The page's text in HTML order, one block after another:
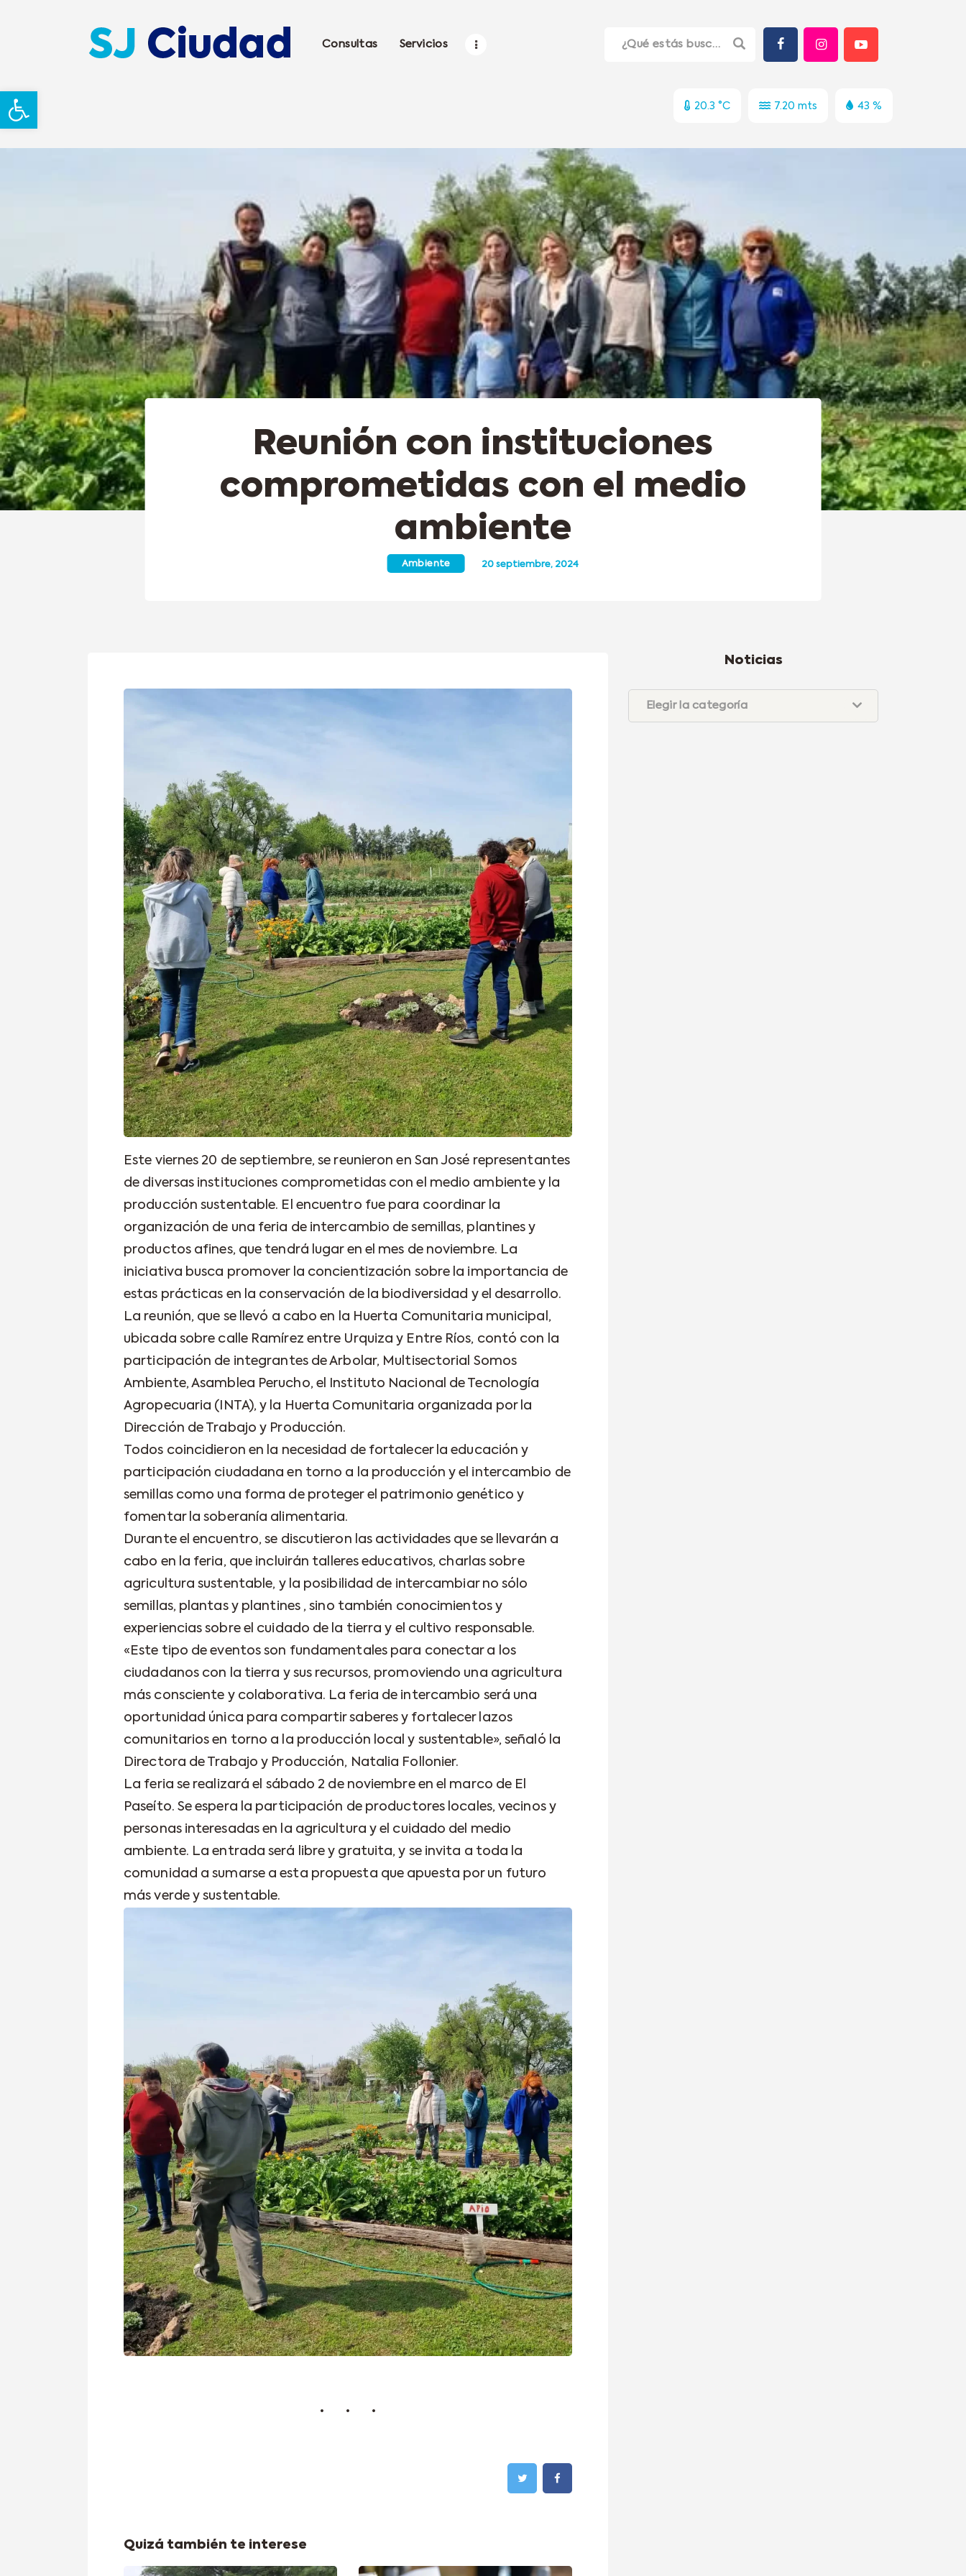
Abrir barra de herramientas
Consultas Servicios
20.3 °C 7.20 mts 43 %
Reunión con instituciones
comprometidas con el medio
ambiente
Ambiente 20 septiembre, 2024
Este viernes 20 de septiembre, se reunieron en San José representantes
de diversas instituciones comprometidas con el medio ambiente y la
producción sustentable. El encuentro fue para coordinar la
organización de una feria de intercambio de semillas, plantines y
productos afines, que tendrá lugar en el mes de noviembre. La
iniciativa busca promover la concientización sobre la importancia de
estas prácticas en la conservación de la biodiversidad y el desarrollo.
La reunión, que se llevó a cabo en la Huerta Comunitaria municipal,
ubicada sobre calle Ramírez entre Urquiza y Entre Ríos, contó con la
participación de integrantes de Arbolar, Multisectorial Somos
Ambiente, Asamblea Perucho, el Instituto Nacional de Tecnología
Agropecuaria (INTA), y la Huerta Comunitaria organizada por la
Dirección de Trabajo y Producción.
Todos coincidieron en la necesidad de fortalecer la educación y
participación ciudadana en torno a la producción y el intercambio de
semillas como una forma de proteger el patrimonio genético y
fomentar la soberanía alimentaria.
Durante el encuentro, se discutieron las actividades que se llevarán a
cabo en la feria, que incluirán talleres educativos, charlas sobre
agricultura sustentable, y la posibilidad de intercambiar no sólo
semillas, plantas y plantines , sino también conocimientos y
experiencias sobre el cuidado de la tierra y el cultivo responsable.
«Este tipo de eventos son fundamentales para conectar a los
ciudadanos con la tierra y sus recursos, promoviendo una agricultura
más consciente y colaborativa. La feria de intercambio será una
oportunidad única para compartir saberes y fortalecer lazos
comunitarios en torno a la producción local y sustentable», señaló la
Directora de Trabajo y Producción, Natalia Follonier.
La feria se realizará el sábado 2 de noviembre en el marco de El
Paseíto. Se espera la participación de productores locales, vecinos y
personas interesadas en la agricultura y el cuidado del medio
ambiente. La entrada será libre y gratuita, y se invita a toda la
comunidad a sumarse a esta propuesta que apuesta por un futuro
más verde y sustentable.
Quizá también te interese
Noticias